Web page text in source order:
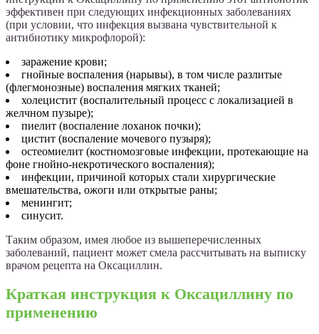
эффективен при следующих инфекционных заболеваниях
(при условии, что инфекция вызвана чувствительной к
антибиотику микрофлорой):
заражение крови;
гнойные воспаления (нарывы), в том числе разлитые
(флегмонозные) воспаления мягких тканей;
холецистит (воспалительный процесс с локализацией в
желчном пузыре);
пиелит (воспаление лоханок почки);
цистит (воспаление мочевого пузыря);
остеомиелит (костномозговые инфекции, протекающие на
фоне гнойно-некротического воспаления);
инфекции, причиной которых стали хирургические
вмешательства, ожоги или открытые раны;
менингит;
синусит.
Таким образом, имея любое из вышеперечисленных
заболеваний, пациент может смела рассчитывать на выписку
врачом рецепта на Оксациллин.
Краткая инструкция к Оксациллину по
применению